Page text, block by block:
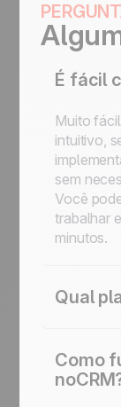
É fácil
Muito
intuitivo,
sem
Você
trabalhar
minutos.
Qual
um único
forma
Como